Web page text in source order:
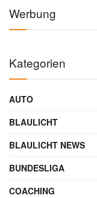
Werbung
Kategorien
AUTO
BLAULICHT
BLAULICHT NEWS
BUNDESLIGA
COACHING